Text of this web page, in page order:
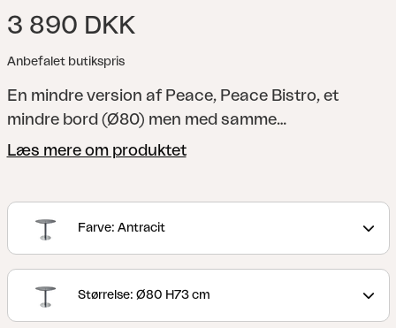
3 890 DKK
Anbefalet butikspris
En mindre version af Peace, Peace Bistro, et
mindre bord (Ø80) men med samme
gennemtænkte og veludførte design. Det er perfekt
Bundpladen er dækket med en børstet anodiseret
fra sko.
Peace er en moderne bordkollektion, hvor
det karakteristiske Peace-mønster pryder toppen.
Læs mere om produktet
Farve: Antracit
Størrelse: Ø80 H73 cm